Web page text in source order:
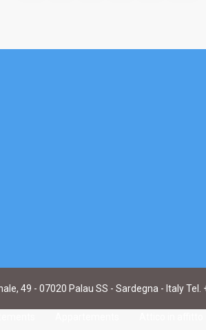
49 - 07020 Palau SS - Sardegna - Italy